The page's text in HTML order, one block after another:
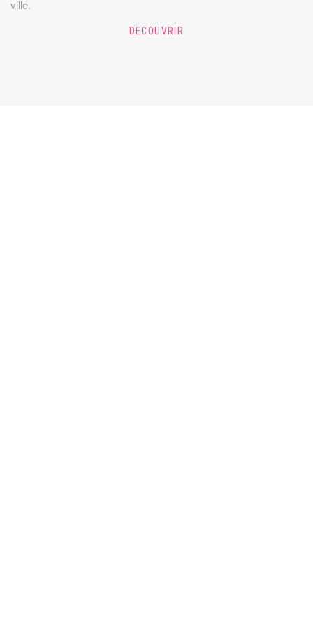
ville.
DECOUVRIR